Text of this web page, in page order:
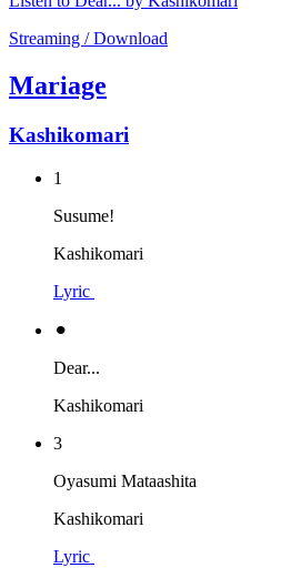
Streaming / Download
Mariage
Kashikomari
1
Susume!
Kashikomari
Lyric
⚫︎
Dear...
Kashikomari
3
Oyasumi Mataashita
Kashikomari
Lyric